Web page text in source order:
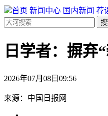
首页 新闻中心 国内新闻 荐
日学者：摒弃
2026年07月08日09:56
来源：中国日报网